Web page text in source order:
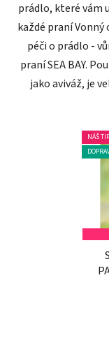
prádlo, které vám
každé praní Vonný
péči o prádlo -
praní SEA BAY.
jako aviváž, je
NÁŠ TIP